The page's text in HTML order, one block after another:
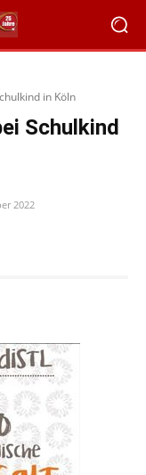
in Köln
Schulkind
2022